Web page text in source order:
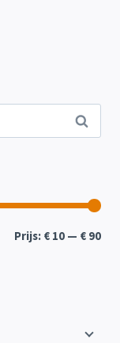
Zoeken
Prijs: € 10 — € 90